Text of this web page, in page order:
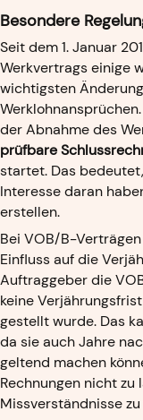
Besondere
Seit dem 1. Januar
Werkvertrags einige
wichtigsten
der Abnahme des
prüfbare
startet. Das
Interesse daran
erstellen.
Bei VOB/B-
Einfluss auf die
Auftraggeber die
keine
gestellt wurde. Das
da sie auch Jahre
geltend machen
Rechnungen nicht zu
Missverständnisse